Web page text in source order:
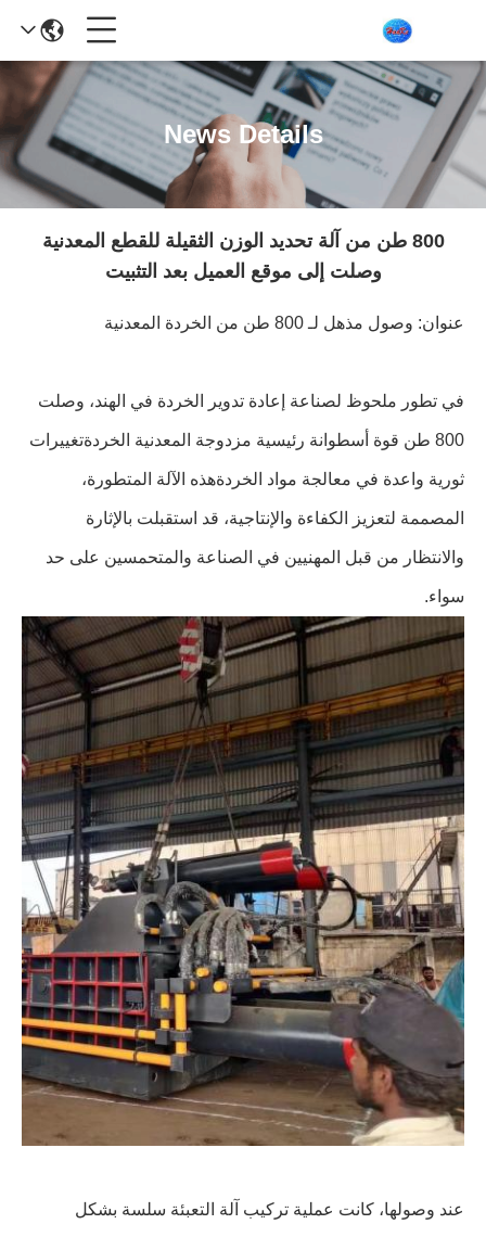
News Details
800 طن من آلة تحديد الوزن الثقيلة للقطع المعدنية
وصلت إلى موقع العميل بعد التثبيت
عنوان: وصول مذهل لـ 800 طن من الخردة المعدنية
في تطور ملحوظ لصناعة إعادة تدوير الخردة في الهند، وصلت
800 طن قوة أسطوانة رئيسية مزدوجة المعدنية الخردةتغييرات
ثورية واعدة في معالجة مواد الخردةهذه الآلة المتطورة،
المصممة لتعزيز الكفاءة والإنتاجية، قد استقبلت بالإثارة
والانتظار من قبل المهنيين في الصناعة والمتحمسين على حد
سواء.
عند وصولها، كانت عملية تركيب آلة التعبئة سلسة بشكل